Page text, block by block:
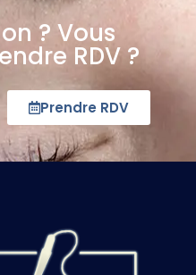
? Vous
RDV ?
Prendre RDV